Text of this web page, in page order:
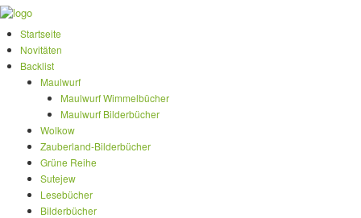
Startseite
Novitäten
Backlist
Maulwurf
Maulwurf Wimmelbücher
Maulwurf Bilderbücher
Wolkow
Zauberland-Bilderbücher
Grüne Reihe
Sutejew
Lesebücher
Bilderbücher